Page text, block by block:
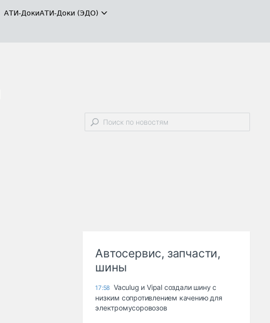
АТИ-ДокиАТИ-Доки (ЭДО)
Автосервис, запчасти,
шины
17:58 Vaculug и Vipal создали шину с
низким сопротивлением качению для
электромусоровозов